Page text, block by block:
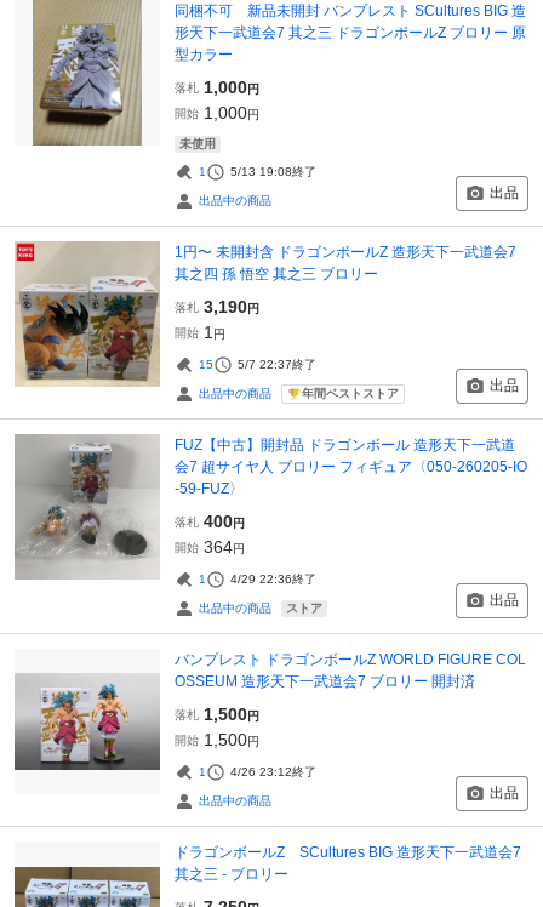
同梱不可 新品未開封 バンプレスト SCultures BIG 造
形天下一武道会7 其之三 ドラゴンボールZ ブロリー 原
型カラー
落札 1,000円
開始 1,000円
未使用
1 5/13 19:08終了
出品中の商品 出品
1円〜 未開封含 ドラゴンボールZ 造形天下一武道会7
其之四 孫 悟空 其之三 ブロリー
落札 3,190円
開始 1 円
15 5/7 22:37終了
出品中の商品 年間ベストストア 出品
FUZ【中古】開封品 ドラゴンボール 造形天下一武道
会7 超サイヤ人 ブロリー フィギュア〈050-260205-IO
-59-FUZ〉
落札 400円
開始 364円
1 4/29 22:36終了
出品中の商品 ストア 出品
バンプレスト ドラゴンボールZ WORLD FIGURE COL
OSSEUM 造形天下一武道会7 ブロリー 開封済
落札 1,500円
開始 1,500円
1 4/26 23:12終了
出品中の商品 出品
ドラゴンボールZ SCultures BIG 造形天下一武道会7
其之三 - ブロリー